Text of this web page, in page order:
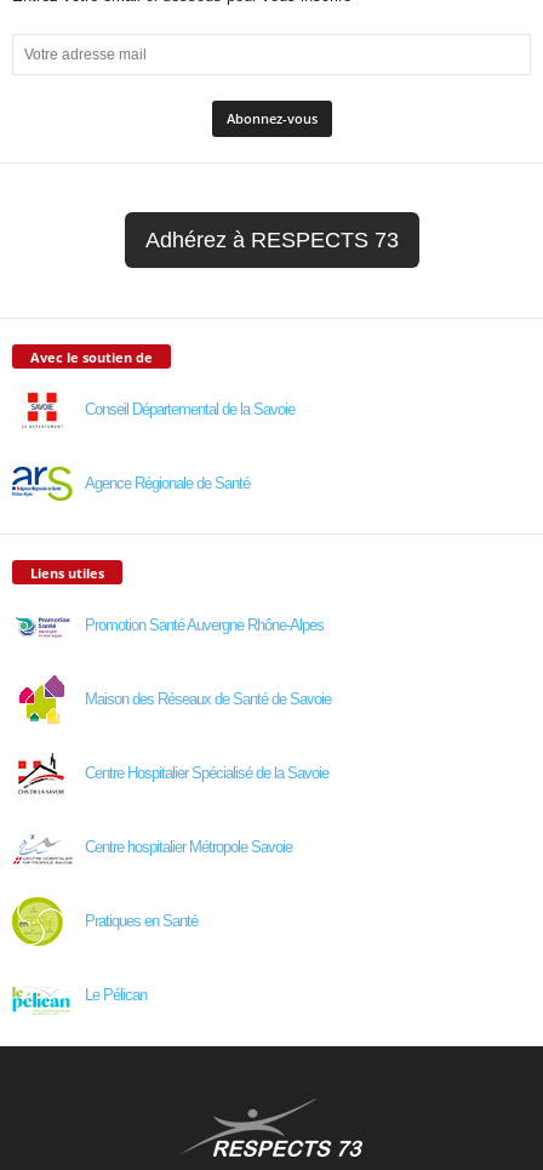
Adhérez à RESPECTS 73
Avec le soutien de
Conseil Départemental de la Savoie
Agence Régionale de Santé
Liens utiles
Promotion Santé Auvergne Rhône-Alpes
Maison des Réseaux de Santé de Savoie
Centre Hospitalier Spécialisé de la Savoie
Centre hospitalier Métropole Savoie
Pratiques en Santé
Le Pélican